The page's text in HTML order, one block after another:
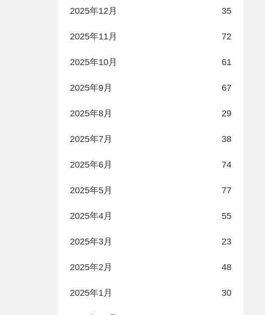
2025年12月 35
2025年11月 72
2025年10月 61
2025年9月 67
2025年8月 29
2025年7月 38
2025年6月 74
2025年5月 77
2025年4月 55
2025年3月 23
2025年2月 48
2025年1月 30